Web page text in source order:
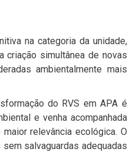
na categoria da unidade,
simultânea de novas
ambientalmente mais
do RVS em APA é
e venha acompanhada
relevância ecológica. O
salvaguardas adequadas